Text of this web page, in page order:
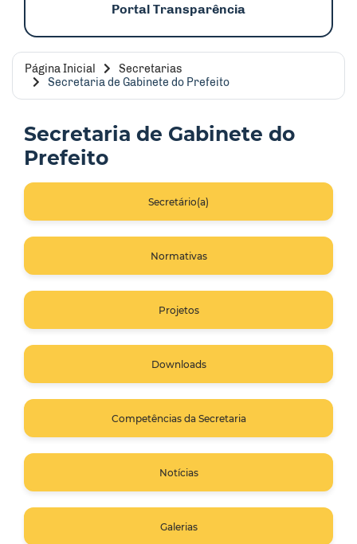
Portal Transparência
Página Inicial
Secretarias
Secretaria de Gabinete do Prefeito
Secretaria de Gabinete do
Prefeito
Secretário(a)
Normativas
Projetos
Downloads
Competências da Secretaria
Notícias
Galerias